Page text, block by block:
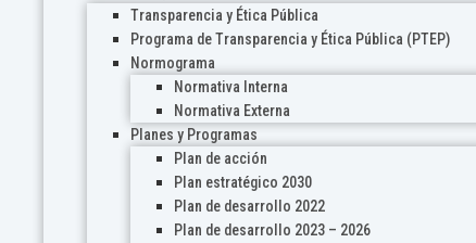
Transparencia y Ética Pública
Programa de Transparencia y Ética Pública (PTEP)
Normograma
Normativa Interna
Normativa Externa
Planes y Programas
Plan de acción
Plan estratégico 2030
Plan de desarrollo 2022
Plan de desarrollo 2023 – 2026